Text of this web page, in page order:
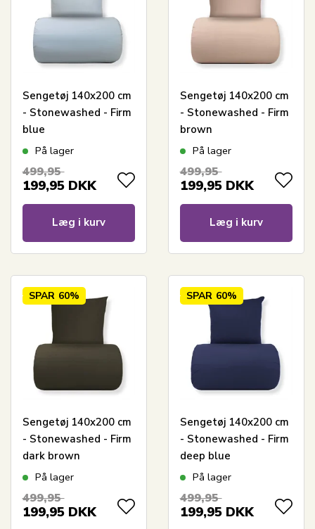
Sengetøj 140x200 cm
- Stonewashed - Firm
blue
På lager
499,95
199,95 DKK
Læg i kurv
Sengetøj 140x200 cm
- Stonewashed - Firm
brown
På lager
499,95
199,95 DKK
Læg i kurv
SPAR 60%
Sengetøj 140x200 cm
- Stonewashed - Firm
dark brown
På lager
499,95
199,95 DKK
SPAR 60%
Sengetøj 140x200 cm
- Stonewashed - Firm
deep blue
På lager
499,95
199,95 DKK